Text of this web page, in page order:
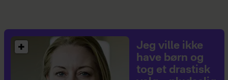
Jeg ville ikke
have børn og
tog et drastisk